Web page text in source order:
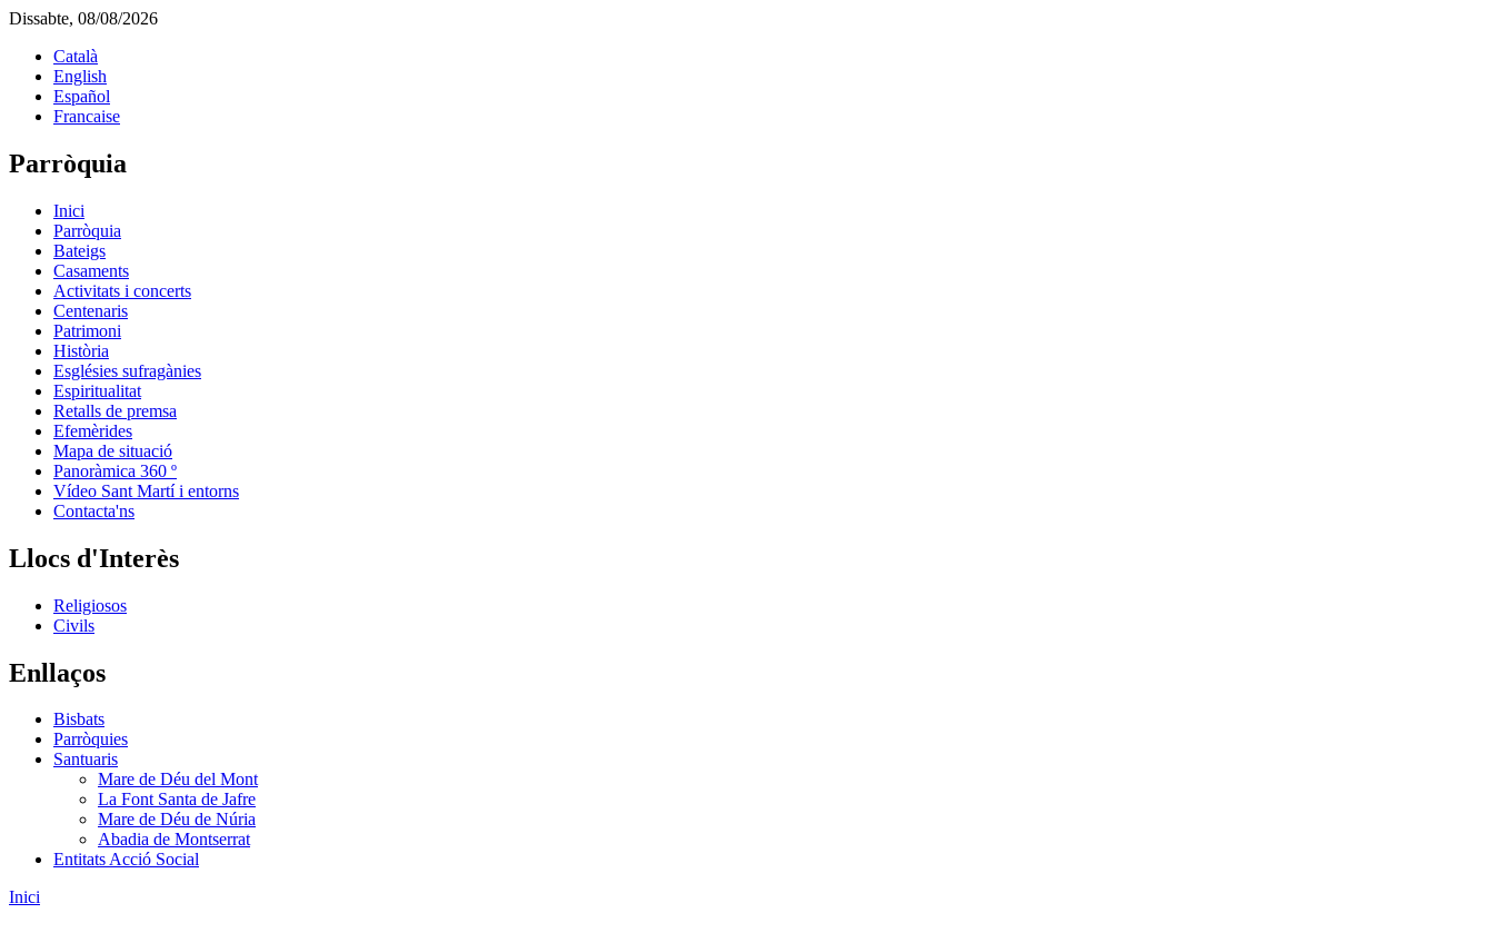
Dissabte, 08/08/2026
Català
English
Español
Francaise
Parròquia
Inici
Parròquia
Bateigs
Casaments
Activitats i concerts
Centenaris
Patrimoni
Història
Esglésies sufragànies
Espiritualitat
Retalls de premsa
Efemèrides
Mapa de situació
Panoràmica 360 º
Vídeo Sant Martí i entorns
Contacta'ns
Llocs d'Interès
Religiosos
Civils
Enllaços
Bisbats
Parròquies
Santuaris
Mare de Déu del Mont
La Font Santa de Jafre
Mare de Déu de Núria
Abadia de Montserrat
Entitats Acció Social
Inici